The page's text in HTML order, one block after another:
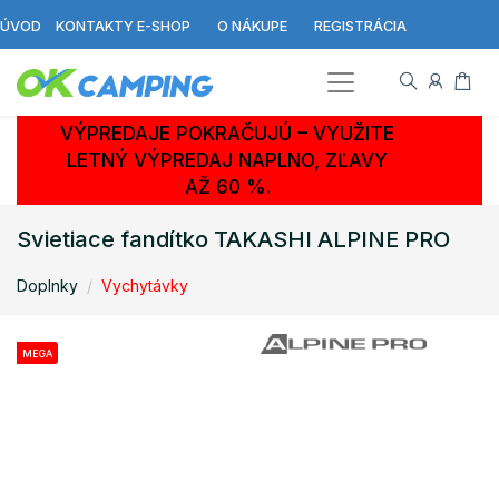
ÚVOD KONTAKTY E-SHOP O NÁKUPE REGISTRÁCIA
VÝPREDAJE POKRAČUJÚ – VYUŽITE
LETNÝ VÝPREDAJ NAPLNO, ZĽAVY
AŽ 60 %.
Svietiace fandítko TAKASHI ALPINE PRO
Doplnky Vychytávky
MEGA